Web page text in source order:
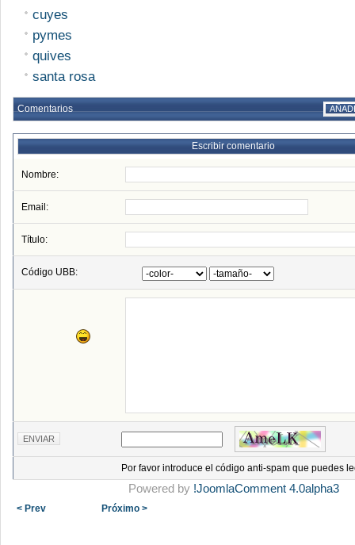
cuyes
pymes
quives
santa rosa
Comentarios
Escribir comentario
Nombre:
Email:
Título:
Código UBB:
Por favor introduce el código anti-spam que puedes
Powered by !JoomlaComment 4.0alpha3
< Prev Próximo >